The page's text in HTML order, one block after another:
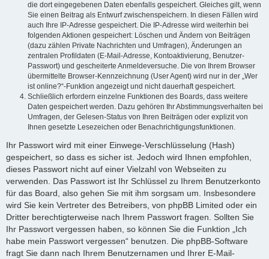
die dort eingegebenen Daten ebenfalls gespeichert. Gleiches gilt, wenn
Sie einen Beitrag als Entwurf zwischenspeichern. In diesen Fällen wird
auch Ihre IP-Adresse gespeichert. Die IP-Adresse wird weiterhin bei
folgenden Aktionen gespeichert: Löschen und Ändern von Beiträgen
(dazu zählen Private Nachrichten und Umfragen), Änderungen an
zentralen Profildaten (E-Mail-Adresse, Kontoaktivierung, Benutzer-
Passwort) und gescheiterte Anmeldeversuche. Die von Ihrem Browser
übermittelte Browser-Kennzeichnung (User Agent) wird nur in der „Wer
ist online?“-Funktion angezeigt und nicht dauerhaft gespeichert.
Schließlich erfordern einzelne Funktionen des Boards, dass weitere
Daten gespeichert werden. Dazu gehören Ihr Abstimmungsverhalten bei
Umfragen, der Gelesen-Status von Ihren Beiträgen oder explizit von
Ihnen gesetzte Lesezeichen oder Benachrichtigungsfunktionen.
Ihr Passwort wird mit einer Einwege-Verschlüsselung (Hash)
gespeichert, so dass es sicher ist. Jedoch wird Ihnen empfohlen,
dieses Passwort nicht auf einer Vielzahl von Webseiten zu
verwenden. Das Passwort ist Ihr Schlüssel zu Ihrem Benutzerkonto
für das Board, also gehen Sie mit ihm sorgsam um. Insbesondere
wird Sie kein Vertreter des Betreibers, von phpBB Limited oder ein
Dritter berechtigterweise nach Ihrem Passwort fragen. Sollten Sie
Ihr Passwort vergessen haben, so können Sie die Funktion „Ich
habe mein Passwort vergessen“ benutzen. Die phpBB-Software
fragt Sie dann nach Ihrem Benutzernamen und Ihrer E-Mail-